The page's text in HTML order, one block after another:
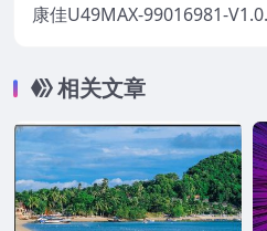
康佳U49MAX-99016981-
相关文章